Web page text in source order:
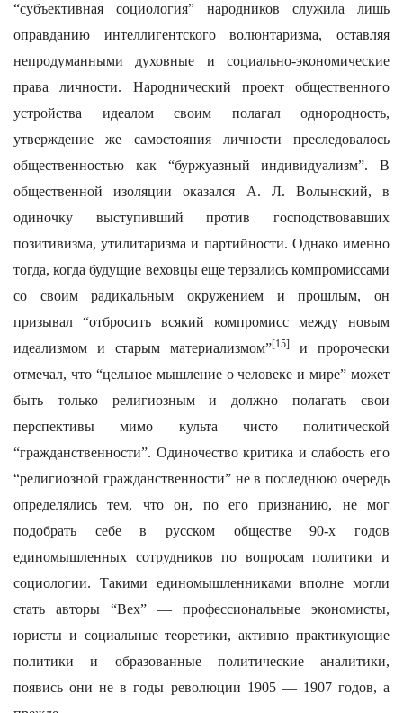
“субъективная социология” народников служила лишь
оправданию интеллигентского волюнтаризма, оставляя
непродуманными духовные и социально-экономические
права личности. Народнический проект общественного
устройства идеалом своим полагал однородность,
утверждение же самостояния личности преследовалось
общественностью как “буржуазный индивидуализм”. В
общественной изоляции оказался А. Л. Волынский, в
одиночку выступивший против господствовавших
позитивизма, утилитаризма и партийности. Однако именно
тогда, когда будущие веховцы еще терзались компромиссами
со своим радикальным окружением и прошлым, он
призывал “отбросить всякий компромисс между новым
идеализмом и старым материализмом”[15]
и пророчески
отмечал, что “цельное мышление о человеке и мире” может
быть только религиозным и должно полагать свои
перспективы мимо культа чисто политической
“гражданственности”. Одиночество критика и слабость его
“религиозной гражданственности” не в последнюю очередь
определялись тем, что он, по его признанию, не мог
подобрать себе в русском обществе 90-х годов
единомышленных сотрудников по вопросам политики и
социологии. Такими единомышленниками вполне могли
стать авторы “Вех” — профессиональные экономисты,
юристы и социальные теоретики, активно практикующие
политики и образованные политические аналитики,
появись они не в годы революции 1905 — 1907 годов, а